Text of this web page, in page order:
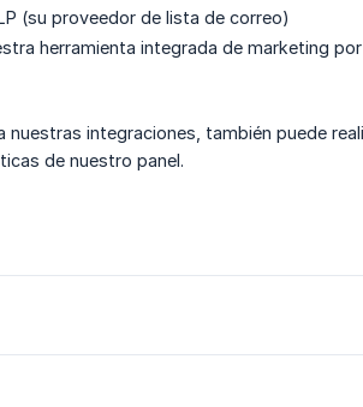
(su proveedor de lista de correo)
herramienta integrada de marketing
nuestras integraciones, también puede
de nuestro panel.